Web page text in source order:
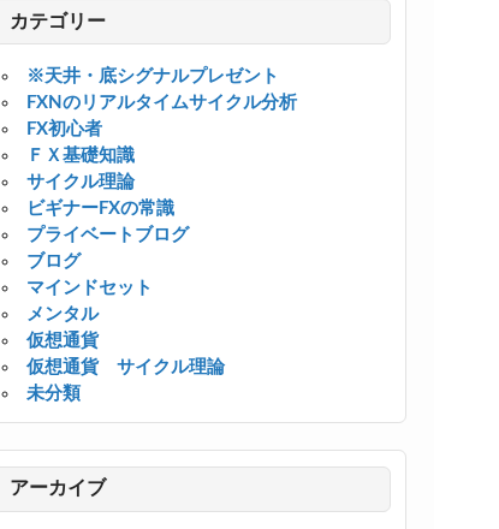
カテゴリー
※天井・底シグナルプレゼント
FXNのリアルタイムサイクル分析
FX初心者
ＦＸ基礎知識
サイクル理論
ビギナーFXの常識
プライベートブログ
ブログ
マインドセット
メンタル
仮想通貨
仮想通貨 サイクル理論
未分類
アーカイブ